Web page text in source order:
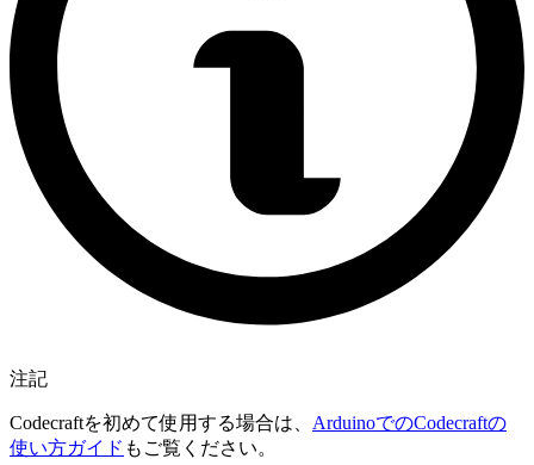
注記
Codecraftを初めて使用する場合は、 ArduinoでのCodecraftの
使い方ガイド もご覧ください。